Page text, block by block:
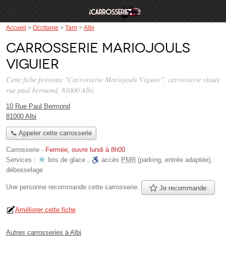
Accueil > Occitanie > Tarn > Albi
Carrosserie Mariojouls
Viguier
Cette fiche présente "Carrosserie Mariojouls Viguier", carrosserie située
rue paul bermond, 81000 Albi.
10 Rue Paul Bermond
81000 Albi
📞 Appeler cette carrosserie
Carrosserie - Fermée, ouvre lundi à 8h00
Services :
bris de glace , accès PMR (parking, entrée adaptée),
débosselage
Une personne recommande cette carrosserie. Je recommande
Améliorer cette fiche
Autres carrosseries à Albi